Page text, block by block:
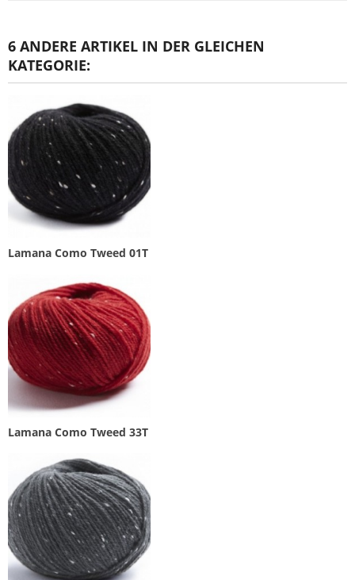
6 ANDERE ARTIKEL IN DER GLEICHEN
KATEGORIE:
Lamana Como Tweed 01T
Lamana Como Tweed 33T